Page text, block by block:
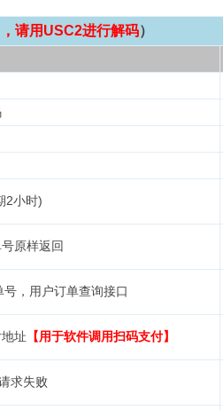
请用USC2进行解码）
2小时)
原样返回
号，用户订单查询接口
址 【用于软件调用扫码支付】
求失败